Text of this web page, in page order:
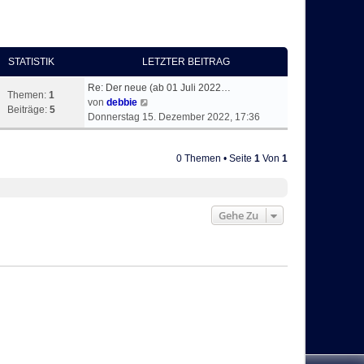
STATISTIK LETZTER BEITRAG
Themen: 1
Beiträge: 5
Re: Der neue (ab 01 Juli 2022…
von debbie
e
u
Donnerstag 15. Dezember 2022, 17:36
0 Themen • Seite 1 Von 1
Gehe Zu